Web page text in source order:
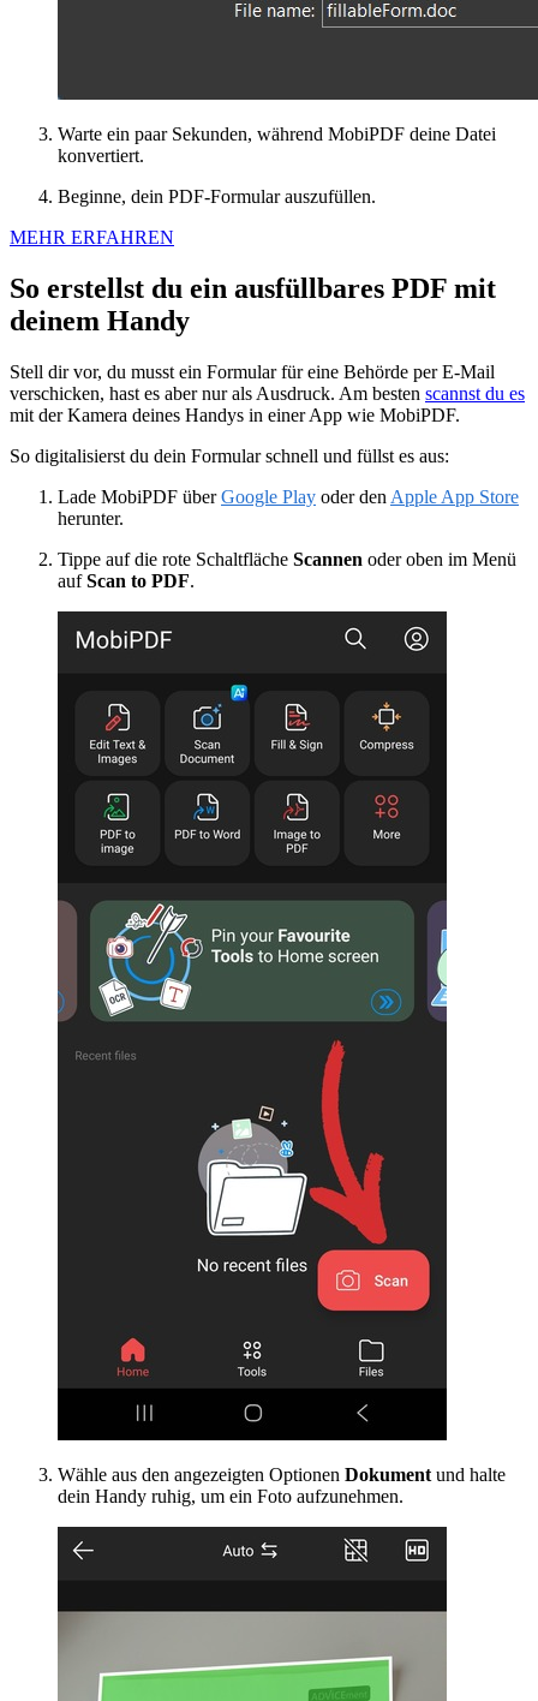
Warte ein paar Sekunden, während MobiPDF deine Datei
konvertiert.
Beginne, dein PDF-Formular auszufüllen.
MEHR ERFAHREN
So erstellst du ein ausfüllbares PDF mit
deinem Handy
Stell dir vor, du musst ein Formular für eine Behörde per E‑Mail
verschicken, hast es aber nur als Ausdruck. Am besten scannst du es
mit der Kamera deines Handys in einer App wie MobiPDF.
So digitalisierst du dein Formular schnell und füllst es aus:
Lade MobiPDF überGoogle Play oder den Apple App Store
herunter.
Tippe auf die rote Schaltfläche Scannen oder oben im Menü
aufScan to PDF.
Wähle aus den angezeigten Optionen Dokument und halte
dein Handy ruhig, um ein Foto aufzunehmen.